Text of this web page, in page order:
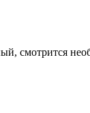
смотрится